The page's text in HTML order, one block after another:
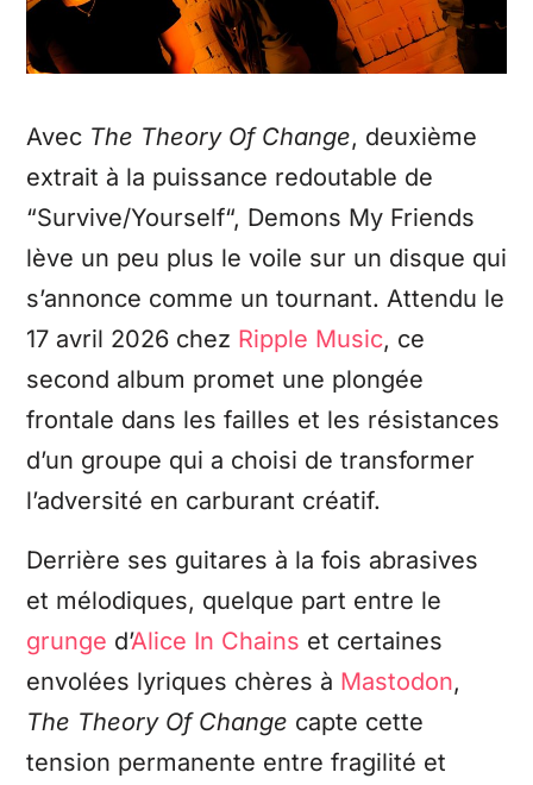
Avec The Theory Of Change, deuxième
extrait à la puissance redoutable de
“Survive/Yourself“, Demons My Friends
lève un peu plus le voile sur un disque qui
s’annonce comme un tournant. Attendu le
17 avril 2026 chez Ripple Music, ce
second album promet une plongée
frontale dans les failles et les résistances
d’un groupe qui a choisi de transformer
l’adversité en carburant créatif.
Derrière ses guitares à la fois abrasives
et mélodiques, quelque part entre le
grunge d’Alice In Chains et certaines
envolées lyriques chères à Mastodon,
The Theory Of Change capte cette
tension permanente entre fragilité et